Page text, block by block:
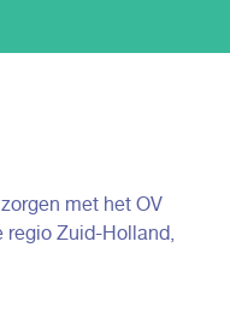
met het OV
regio Zuid-Holland,